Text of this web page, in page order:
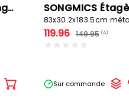
Petit meuble de rangement ARMARIO
Ajouter
83x30.2x183.5cm
119.96 149.95 (A)
Sur commande